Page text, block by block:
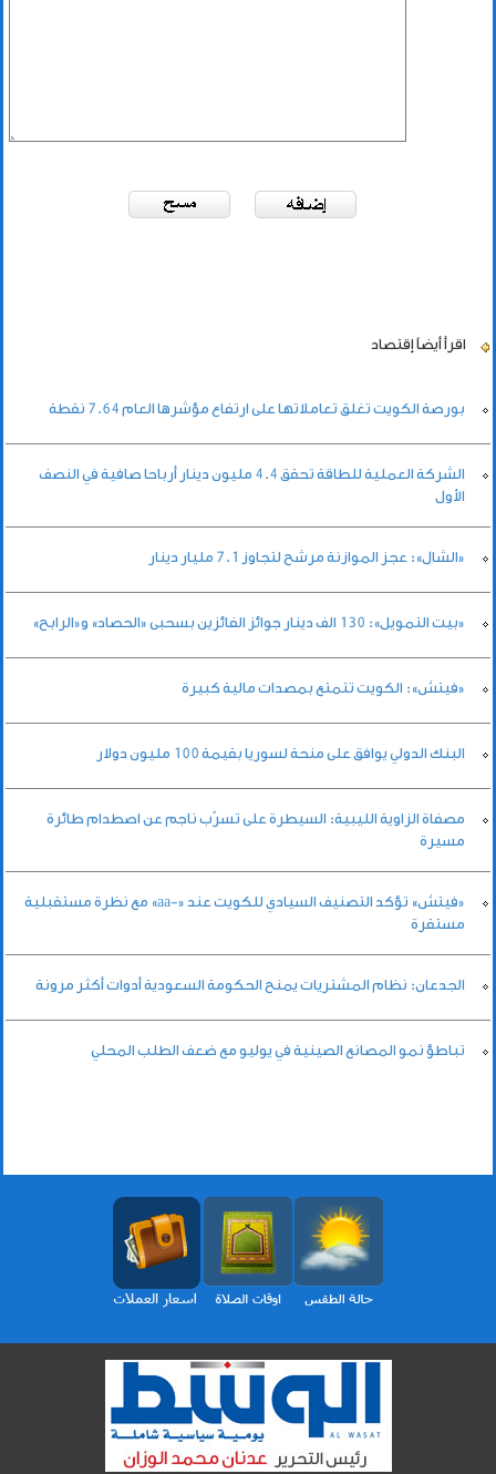
اقرأ أيضاً إقتصاد
بورصة الكويت تغلق تعاملاتها على ارتفاع مؤشرها العام 7.64 نقطة
الشركة العملية للطاقة تحقق 4.4 مليون دينار أرباحا صافية في النصف
الأول
«الشال»: عجز الموازنة مرشح لتجاوز 7.1 مليار دينار
«بيت التمويل»: 130 الف دينار جوائز الفائزين بسحبى «الحصاد» و«الرابح»
«فيتش»: الكويت تتمتع بمصدات مالية كبيرة
البنك الدولي يوافق على منحة لسوريا بقيمة 100 مليون دولار
مصفاة الزاوية الليبية: السيطرة على تسرّب ناجم عن اصطدام طائرة
مسيرة
«فيتش» تؤكد التصنيف السيادي للكويت عند «-aa» مع نظرة مستقبلية
مستقرة
الجدعان: نظام المشتريات يمنح الحكومة السعودية أدوات أكثر مرونة
تباطؤ نمو المصانع الصينية في يوليو مع ضعف الطلب المحلي